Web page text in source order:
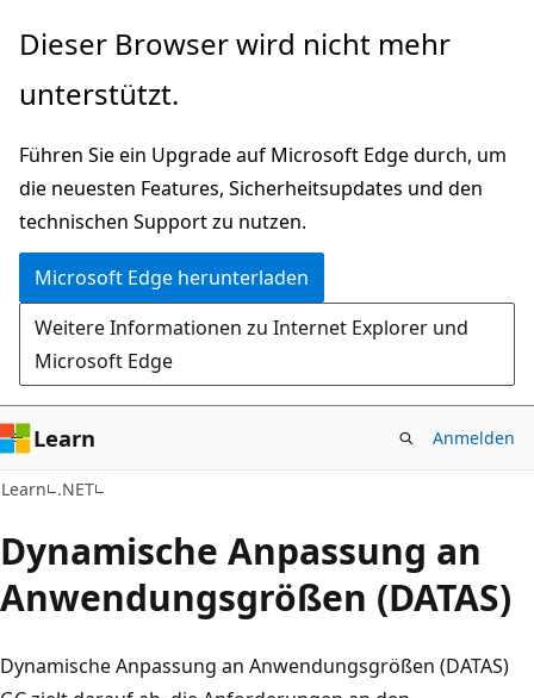
Zu
wechseln
Dieser Browser wird nicht mehr
unterstützt.
Führen Sie ein Upgrade auf Microsoft Edge durch, um
die neuesten Features, Sicherheitsupdates und den
technischen Support zu nutzen.
Microsoft Edge herunterladen
Weitere Informationen zu Internet Explorer und
Microsoft Edge
Learn Anmelden
Learn .NET
Dynamische Anpassung an
Anwendungsgrößen (DATAS)
Dynamische Anpassung an Anwendungsgrößen (DATAS)